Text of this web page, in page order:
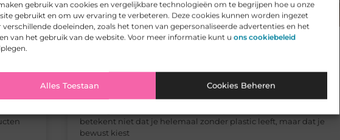
gebruik van cookies en vergelijkbare technologieën om te begrijpen hoe u onze
gebruikt en om uw ervaring te verbeteren. Deze cookies kunnen worden ingezet
verschillende doeleinden, zoals het tonen van gepersonaliseerde advertenties en het
van het gebruik van de website. Voor meer informatie kunt u ons cookiebeleid
Alles Toestaan Cookies Beheren
waar
Introductie Plastic is overal. Van verpakkingen in de supermarkt
tot producten in je eigen huis — het is bijna onmogelijk om het
volledig te vermijden. Toch proberen steeds meer mensen hun
betekent niet dat je helemaal zonder plastic leeft, maar dat je
bewust kiest